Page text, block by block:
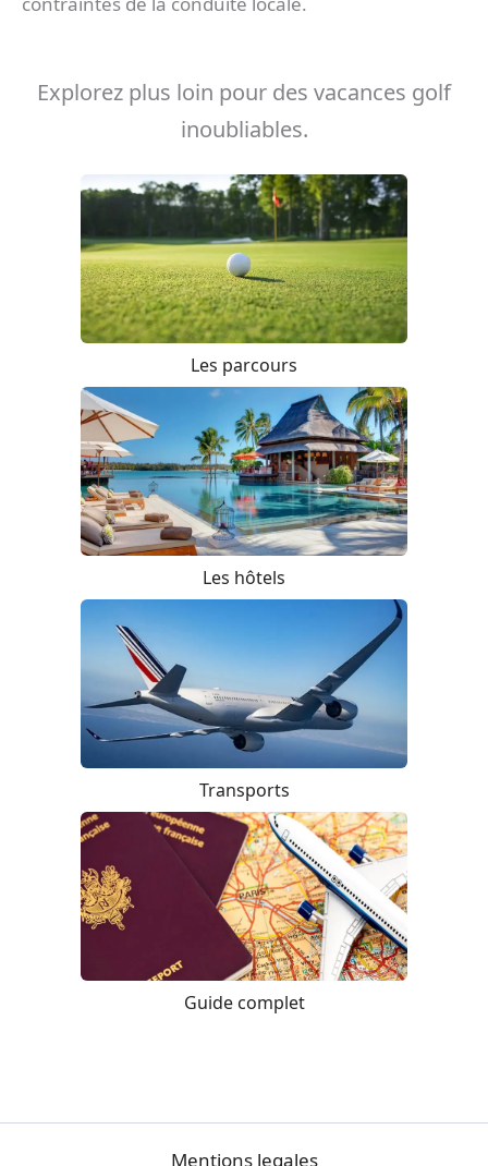
Explorez plus loin pour des vacances golf
inoubliables.
Les parcours
Les hôtels
Transports
Guide complet
Mentions legales